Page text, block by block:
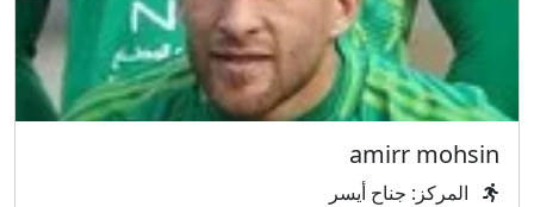
amirr mohsin
المركز: جناح أيسر